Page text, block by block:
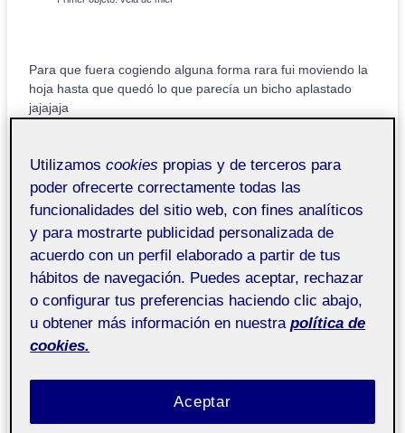
Para que fuera cogiendo alguna forma rara fui moviendo la
hoja hasta que quedó lo que parecía un bicho aplastado
jajajaja
Creo que fue el color lo que me llevó a una flor, convertida
en hada y bailando
Utilicé tinta acrílica: gris de payne,
verde y fucsia, el papel era de acuarela de 180 gr.
En proceso
Utilizamoscookies propias y de terceros para
poder ofrecerte correctamente todas las
funcionalidades del sitio web, con fines analíticos
y para mostrarte publicidad personalizada de
acuerdo con un perfil elaborado a partir de tus
hábitos de navegación. Puedes aceptar, rechazar
o configurar tus preferencias haciendo clic abajo,
u obtener más información en nuestra política de
cookies.
Aceptar